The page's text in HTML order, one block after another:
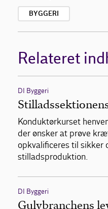
BYGGERI
Relateret
DI Byggeri
Konduktørkurset
der ønsker at prøve
opkvalificeres til sikker
stilladsproduktion.
DI Byggeri
Gulvbranchens